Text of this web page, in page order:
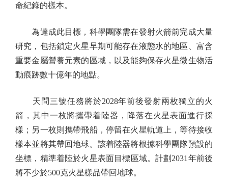
命紀錄的樣本。
為達成此目標，科學團隊需在發射火箭前完成大量
研究，包括鎖定火星早期可能存在液態水的地區、富含
重要金屬營養元素的區域，以及能夠保存火星微生物活
動痕跡數十億年的地點。
天問三號任務將於2028年前後發射兩枚獨立的火
箭，其中一枚將攜帶着陸器，降落在火星表面進行採
樣；另一枚則攜帶飛船，停留在火星軌道上，等待接收
樣本並將其帶回地球。該着陸器將根據科學團隊預設的
坐標，精準着陸於火星表面目標區域。計劃2031年前後
將不少於500克火星樣品帶回地球。